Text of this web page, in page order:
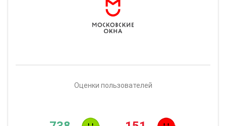
Оценки пользователей